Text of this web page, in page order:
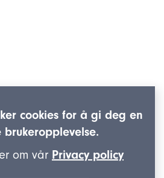
cookies for å gi deg en
brukeropplevelse.
om vår Privacy policy